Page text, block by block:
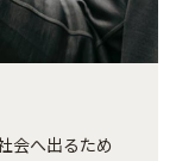
会へ出るため